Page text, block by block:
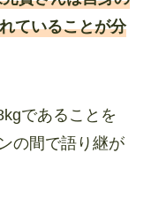
ていることが分
であることを
の間で語り継が